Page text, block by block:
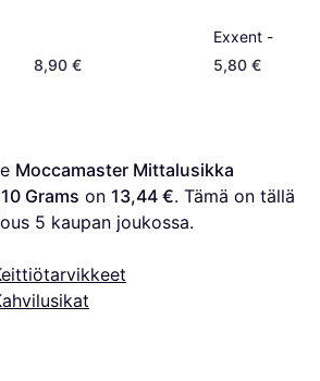
8,90 €
Exxent -
5,80 €
Moccamaster Mittalusikka
Grams on 13,44 €. Tämä on tällä
5 kaupan joukossa.